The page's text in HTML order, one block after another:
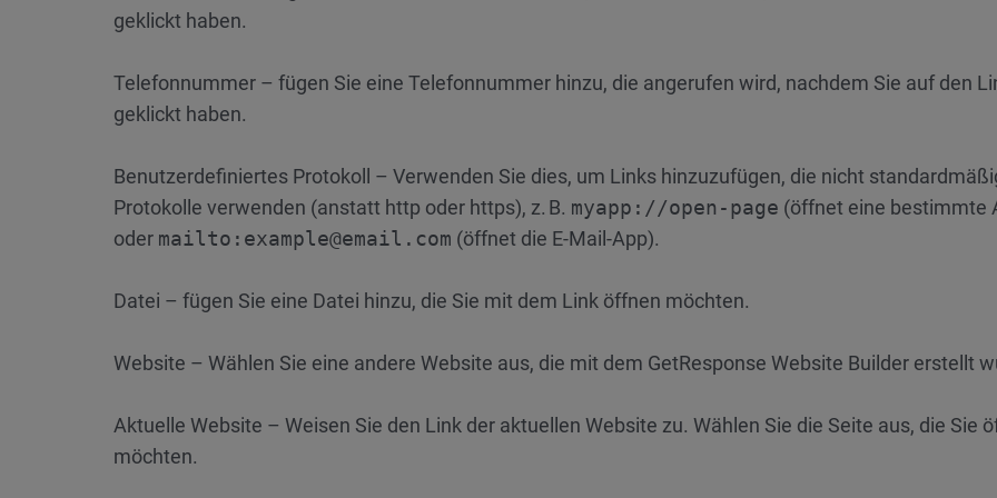
geklickt haben.
Telefonnummer – fügen Sie eine Telefonnummer hinzu, die angerufen wird, nachdem Sie auf den
geklickt haben.
Benutzerdefiniertes Protokoll – Verwenden Sie dies, um Links hinzuzufügen, die nicht
Protokolle verwenden (anstatt http oder https), z. B. myapp://open-page (öffnet eine bestimmte
oder mailto:example@email.com (öffnet die E-Mail-App).
Datei – fügen Sie eine Datei hinzu, die Sie mit dem Link öffnen möchten.
Website – Wählen Sie eine andere Website aus, die mit dem GetResponse Website Builder erstellt
Aktuelle Website – Weisen Sie den Link der aktuellen Website zu. Wählen Sie die Seite aus, die Sie
möchten.